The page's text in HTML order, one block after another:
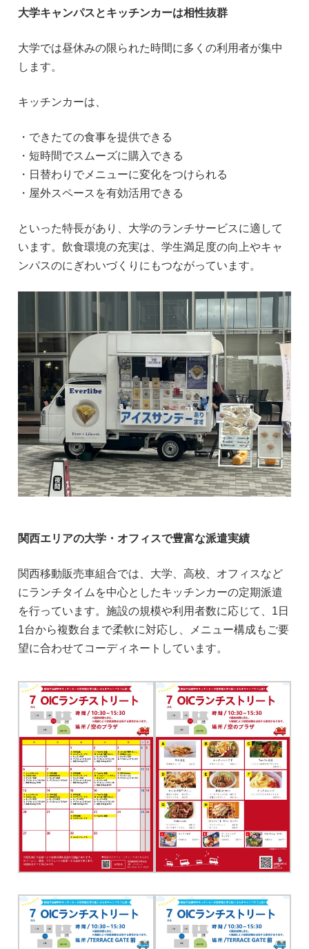
大学キャンパスとキッチンカーは相性抜群
大学では昼休みの限られた時間に多くの利用者が集中
します。
キッチンカーは、
・できたての食事を提供できる
・短時間でスムーズに購入できる
・日替わりでメニューに変化をつけられる
・屋外スペースを有効活用できる
といった特長があり、大学のランチサービスに適して
います。飲食環境の充実は、学生満足度の向上やキャ
ンパスのにぎわいづくりにもつながっています。
関西エリアの大学・オフィスで豊富な派遣実績
関西移動販売車組合では、大学、高校、オフィスなど
にランチタイムを中心としたキッチンカーの定期派遣
を行っています。施設の規模や利用者数に応じて、1日
1台から複数台まで柔軟に対応し、メニュー構成もご要
望に合わせてコーディネートしています。